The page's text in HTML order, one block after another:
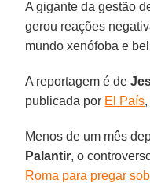
A gigante da gestão
gerou reações
mundo xenófoba e
A reportagem é de
publicada por El País
Menos de um mês
Palantir, o
Roma para pregar